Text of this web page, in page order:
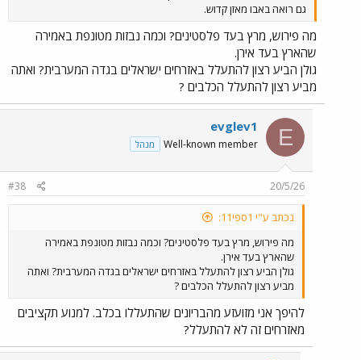
גם רואה באבו מאזן קדוש.
מה פירוש, מרץ בעד פלסטינים? וכמה נבזות מטונפת באמירה
שהארץ בעד אירן.
גולן הביע רצון להתעלל באזרחים ישראלים בגדה המערבית? ואתה
מביע רצון להתעלל הכלבים ?
E
evglev1
Well-known member מנהל
20/5/26
#38
נכתב ע"י 1ספי11:
מה פירוש, מרץ בעד פלסטינים? וכמה נבזות מטונפת באמירה
שהארץ בעד אירן.
גולן הביע רצון להתעלל באזרחים ישראלים בגדה המערבית? ואתה
מביע רצון להתעלל הכלבים ?
להיפך אני מזועזע מהבריונים שהתעללו בכלב. למנוע תקציבים
מאזרחים זה לא להתעלל?